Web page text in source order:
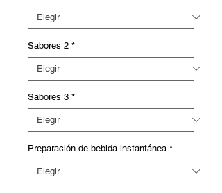
Sabores 2 *
Sabores 3 *
Preparación de bebida instantánea *